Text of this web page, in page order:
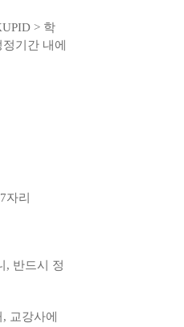
> 학
기간 내에
7자리
, 반드시 정
, 교강사에